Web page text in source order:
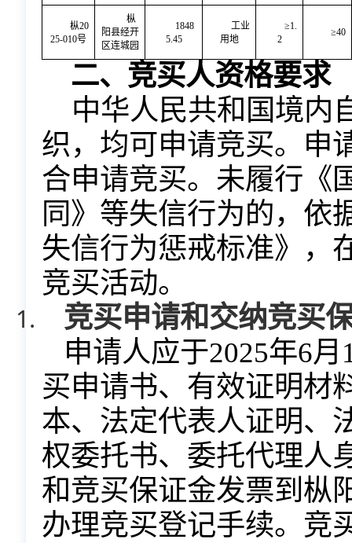
枞20
25-010号
枞
阳县经开
区连城园
1848
5.45
工业
用地
≥1.
2
≥40
二、 竞买人资格要求
中华人民共和国境内
织，均可申请竞买。申
合申请竞买。未履行《
同》等失信行为的，依
失信行为惩戒标准》，
竞买活动。
竞买申请和交纳竞买
申请人应于2025年6月
买申请书、有效证明材
本、法定代表人证明、
权委托书、委托代理人
和竞买保证金发票到枞
办理竞买登记手续。竞